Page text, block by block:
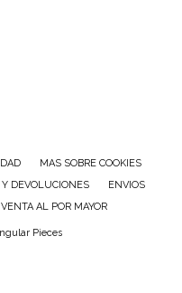
MAS SOBRE COOKIES
DEVOLUCIONES
ENVIOS
VENTA AL POR MAYOR
Pieces